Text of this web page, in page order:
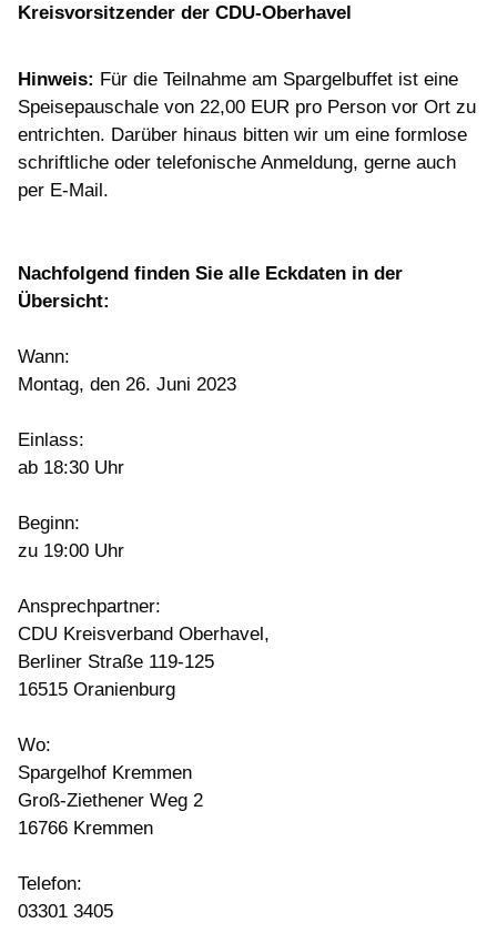
Kreisvorsitzender der CDU-Oberhavel
Hinweis: Für die Teilnahme am Spargelbuffet ist eine
Speisepauschale von 22,00 EUR pro Person vor Ort zu
entrichten. Darüber hinaus bitten wir um eine formlose
schriftliche oder telefonische Anmeldung, gerne auch
per E-Mail.
Nachfolgend finden Sie alle Eckdaten in der
Übersicht:
Wann:
Montag, den 26. Juni 2023
Einlass:
ab 18:30 Uhr
Beginn:
zu 19:00 Uhr
Ansprechpartner:
CDU Kreisverband Oberhavel,
Berliner Straße 119-125
16515 Oranienburg
Wo:
Spargelhof Kremmen
Groß-Ziethener Weg 2
16766 Kremmen
Telefon:
03301 3405